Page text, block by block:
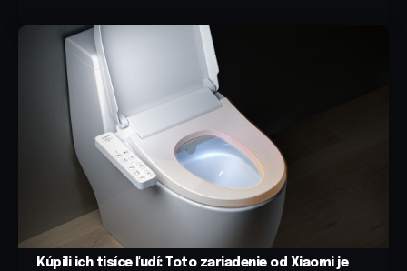
Kúpili ich tisíce ľudí: Toto zariadenie od Xiaomi je